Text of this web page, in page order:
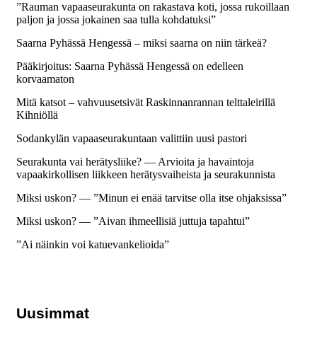
”Rauman vapaaseurakunta on rakastava koti, jossa rukoillaan
paljon ja jossa jokainen saa tulla kohdatuksi”
Saarna Pyhässä Hengessä – miksi saarna on niin tärkeä?
Pääkirjoitus: Saarna Pyhässä Hengessä on edelleen
korvaamaton
Mitä katsot – vahvuusetsivät Raskinnanrannan telttaleirillä
Kihniöllä
Sodankylän vapaaseurakuntaan valittiin uusi pastori
Seurakunta vai herätysliike? — Arvioita ja havaintoja
vapaakirkollisen liikkeen herätysvaiheista ja seurakunnista
Miksi uskon? — ”Minun ei enää tarvitse olla itse ohjaksissa”
Miksi uskon? — ”Aivan ihmeellisiä juttuja tapahtui”
”Ai näinkin voi katuevankelioida”
Uusimmat